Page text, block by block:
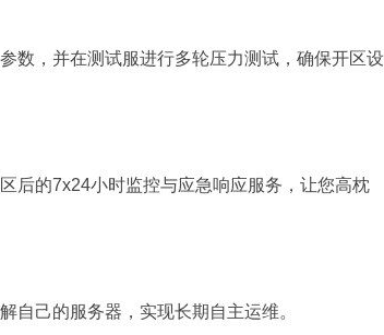
数，并在测试服进行多轮压力测试，确保开区设
后的7x24小时监控与应急响应服务，让您高枕
自己的服务器，实现长期自主运维。